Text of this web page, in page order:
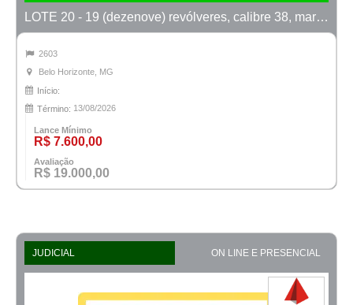
LOTE 20 - 19 (dezenove) revólveres, calibre 38, marca Taurus
2603
Belo Horizonte, MG
Início:
Término: 13/08/2026
Lance Mínimo
R$ 7.600,00
Avaliação
R$ 19.000,00
JUDICIAL ON LINE E PRESENCIAL